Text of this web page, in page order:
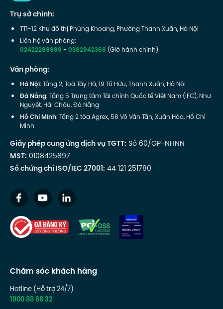
Trụ sở chính:
TT1-12 Khu đô thị Phùng Khoang, Phường Thanh Xuân, Hà Nội
Liên hệ văn phòng:
02422289999-0382942368 (Giờ hành chính)
Văn phòng:
Hà Nội: Tầng 2, Toà Tây Hà, 19 Tố Hữu, Thanh Xuân, Hà Nội
Đà Nẵng: Tầng 5 Trung tâm Tài chính Quốc tế Việt Nam (IFC), Như
Nguyệt, Hải Châu, Đà Nẵng
Hồ Chí Minh: Tầng 2 tòa Agrex, 58 Võ Văn Tần, Xuân Hòa, Hồ Chí
Minh
Giấy phép cung ứng dịch vụ TGTT: Số 60/GP-NHNN
MST: 0108425897
Số chứng chỉ ISO/IEC 27001: 44 121 251780
Chăm sóc khách hàng
Hotline (Hỗ trợ 24/7)
1900 88 68 32